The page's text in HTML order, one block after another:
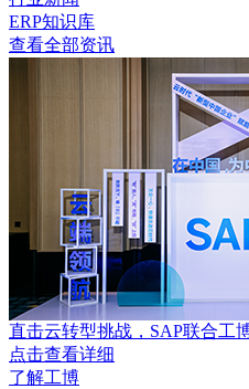
ERP知识库
查看全部资讯
直击云转型挑战，SAP联合工
点击查看详细
了解工博